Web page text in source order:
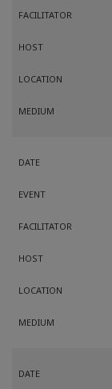
FACILITATOR
HOST
LOCATION
MEDIUM
DATE
EVENT
FACILITATOR
HOST
LOCATION
MEDIUM
DATE